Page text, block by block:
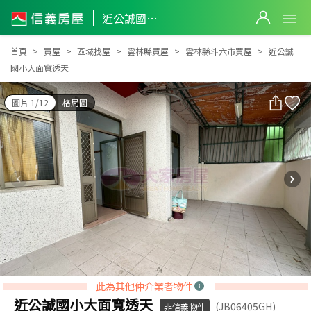
近公誠國小大面寬透天
近公誠國小大面寬透天
首頁 買屋 區域找屋 雲林縣買屋 雲林縣斗六市買屋
近公誠
國小大面寬透天
圖片 1/12 格局圖
此為其他仲介業者物件
近公誠國小大面寬透天 非信義物件 (JB06405GH)